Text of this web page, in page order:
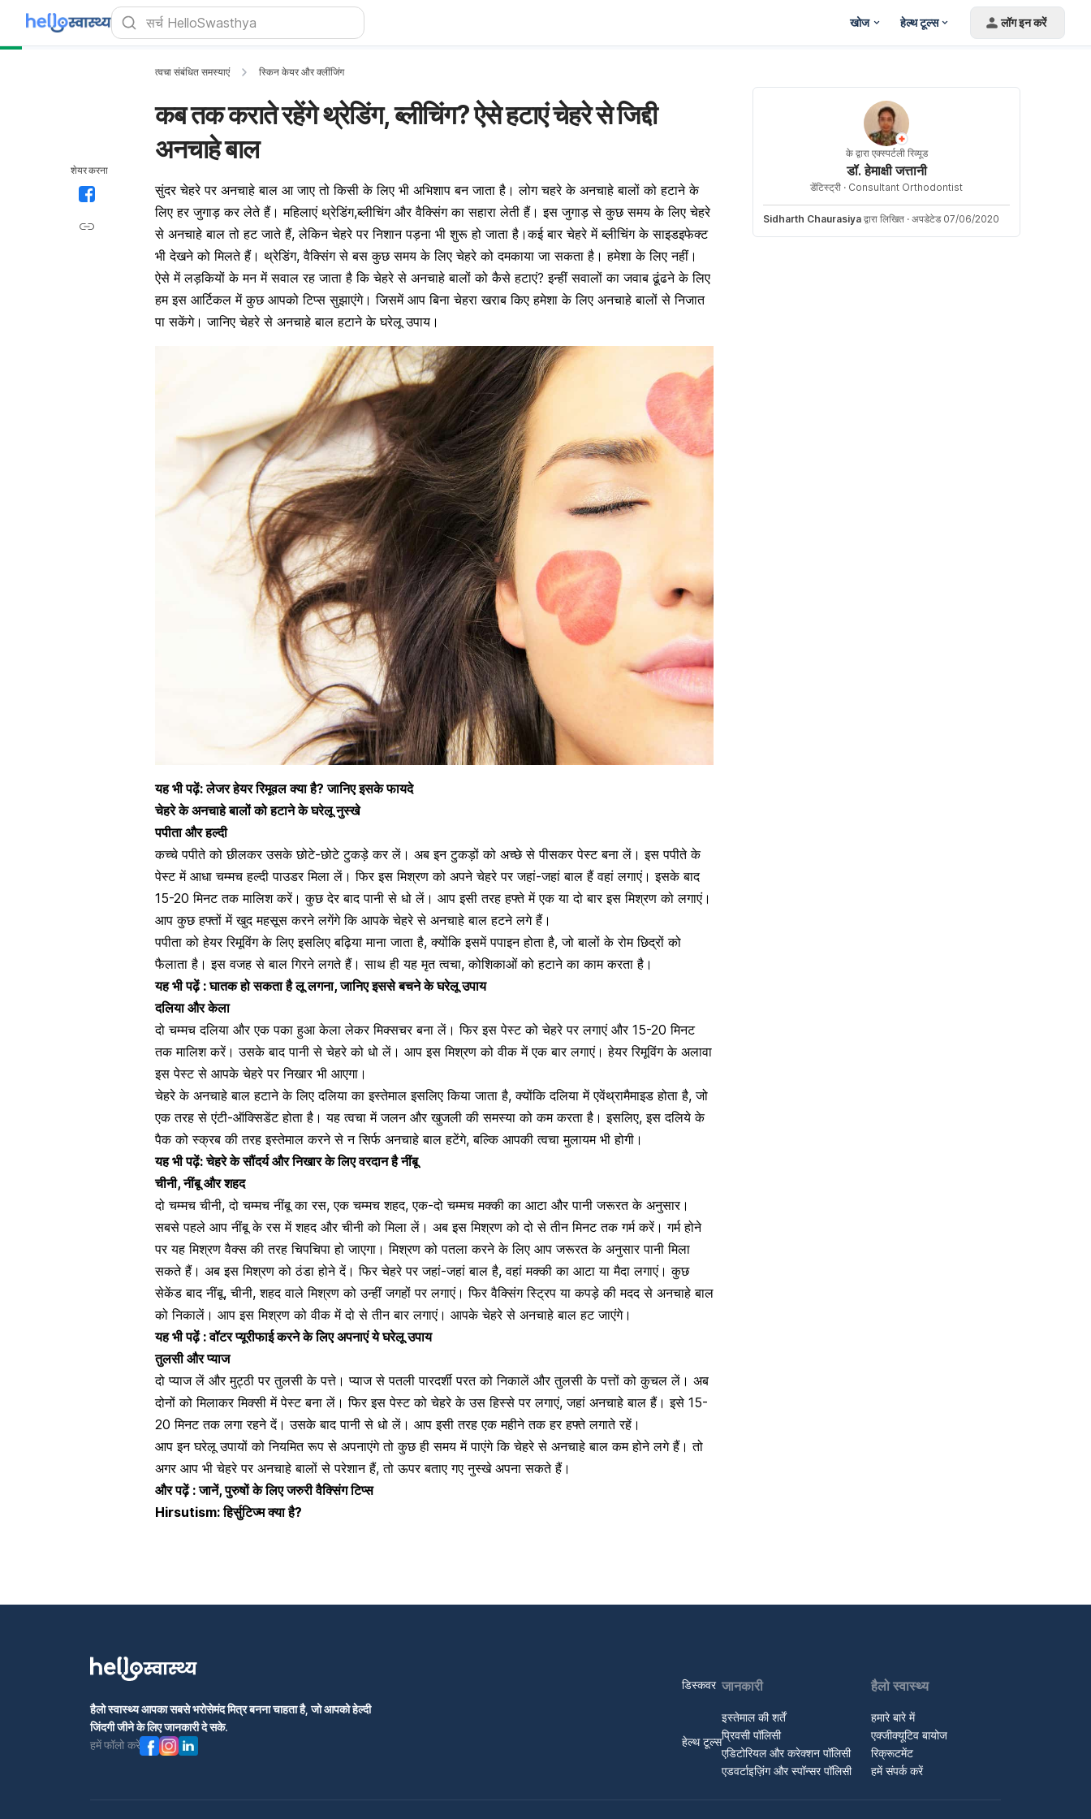
खोज हेल्थ टूल्स लॉग इन करें
शेयर करना
त्वचा संबंधित समस्याएं स्किन केयर और क्लींजिंग
कब तक कराते रहेंगे थ्रेडिंग, ब्लीचिंग? ऐसे हटाएं चेहरे से जिद्दी
अनचाहे बाल
सुंदर चेहरे पर अनचाहे बाल आ जाए तो किसी के लिए भी अभिशाप बन जाता है। लोग चहरे के अनचाहे बालों को हटाने के
लिए हर जुगाड़ कर लेते हैं। महिलाएं थ्रेडिंग,ब्लीचिंग औरवैक्सिंगका सहारा लेती हैं। इस जुगाड़ से कुछ समय के लिए चेहरे
से अनचाहे बाल तो हट जाते हैं, लेकिन चेहरे पर निशान पड़ना भी शुरू हो जाता है।कई बार चेहरे में ब्लीचिंग के साइडइफेक्ट
भी देखने को मिलते हैं। थ्रेडिंग, वैक्सिंग से बस कुछ समय के लिए चेहरे को दमकाया जा सकता है। हमेशा के लिए नहीं।
ऐसे में लड़कियों के मन में सवाल रह जाता है कि चेहरे से अनचाहे बालों को कैसे हटाएं? इन्हीं सवालों का जवाब ढूंढने के लिए
हम इस आर्टिकल में कुछ आपको टिप्स सुझाएंगे। जिसमें आप बिना चेहरा खराब किए हमेशा के लिए अनचाहे बालों से निजात
पा सकेंगे। जानिए चेहरे से अनचाहे बाल हटाने के घरेलू उपाय।
यह भी पढ़ें:लेजर हेयर रिमूवल क्या है? जानिए इसके फायदे
चेहरे के अनचाहे बालों को हटाने के घरेलू नुस्खे
पपीता और हल्दी
कच्चेपपीतेको छीलकर उसके छोटे-छोटे टुकड़े कर लें। अब इन टुकड़ों को अच्छे से पीसकर पेस्ट बना लें। इस पपीते के
पेस्ट में आधा चम्मच हल्दी पाउडर मिला लें। फिर इस मिश्रण को अपने चेहरे पर जहां-जहां बाल हैं वहां लगाएं। इसके बाद
15-20 मिनट तकमालिशकरें। कुछ देर बाद पानी से धो लें। आप इसी तरह हफ्ते में एक या दो बार इस मिश्रण को लगाएं।
आप कुछ हफ्तों में खुद महसूस करने लगेंगे कि आपके चेहरे से अनचाहे बाल हटने लगे हैं।
पपीता कोहेयर रिमूविंगके लिए इसलिए बढ़िया माना जाता है, क्योंकि इसमें पपाइन होता है, जो बालों के रोम छिद्रों को
फैलाता है। इस वजह से बाल गिरने लगते हैं। साथ ही यह मृत त्वचा, कोशिकाओं को हटाने का काम करता है।
यह भी पढ़ें :घातक हो सकता है लू लगना, जानिए इससे बचने के घरेलू उपाय
दलिया और केला
दो चम्मच दलिया और एक पका हुआ केला लेकर मिक्सचर बना लें। फिर इस पेस्ट को चेहरे पर लगाएं और 15-20 मिनट
तक मालिश करें। उसके बाद पानी से चेहरे को धो लें। आप इस मिश्रण को वीक में एक बार लगाएं। हेयर रिमूविंग के अलावा
इस पेस्ट से आपके चेहरे पर निखार भी आएगा।
चेहरे के अनचाहे बाल हटाने के लिएदलिया का इस्तेमाल इसलिए किया जाता है, क्योंकि दलिया में एवेंथ्रामैमाइड होता है, जो
एक तरह से एंटी-ऑक्सिडेंट होता है। यह त्वचा में जलन और खुजली की समस्या को कम करता है। इसलिए, इस दलिये के
पैक कोस्क्रब की तरह इस्तेमाल करने से न सिर्फ अनचाहे बाल हटेंगे, बल्कि आपकी त्वचा मुलायम भी होगी।
यह भी पढ़ें:चेहरे के सौंदर्य और निखार के लिए वरदान है नींबू
चीनी, नींबू और शहद
दो चम्मच चीनी, दो चम्मच नींबू का रस, एक चम्मच शहद, एक-दो चम्मच मक्की का आटा और पानी जरूरत के अनुसार।
सबसे पहले आप नींबू के रस मेंशहदऔरचीनी को मिला लें। अब इस मिश्रण को दो से तीन मिनट तक गर्म करें। गर्म होने
पर यह मिश्रण वैक्स की तरह चिपचिपा हो जाएगा। मिश्रण को पतला करने के लिए आप जरूरत के अनुसार पानी मिला
सकते हैं। अब इस मिश्रण को ठंडा होने दें। फिर चेहरे पर जहां-जहां बाल है, वहां मक्की का आटा या मैदा लगाएं। कुछ
सेकेंड बादनींबू, चीनी, शहद वाले मिश्रण को उन्हीं जगहों पर लगाएं। फिर वैक्सिंग स्ट्रिप या कपड़े की मदद से अनचाहे बाल
को निकालें। आप इस मिश्रण को वीक में दो से तीन बार लगाएं। आपके चेहरे से अनचाहे बाल हट जाएंगे।
यह भी पढ़ें :वॉटर प्यूरीफाई करने के लिए अपनाएं ये घरेलू उपाय
तुलसी और प्याज
दो प्याज लें और मुट्ठी पर तुलसी के पत्ते। प्याज से पतली पारदर्शी परत को निकालें औरतुलसी के पत्तों को कुचल लें। अब
दोनों को मिलाकर मिक्सी में पेस्ट बना लें। फिर इस पेस्ट को चेहरे के उस हिस्से पर लगाएं, जहां अनचाहे बाल हैं। इसे 15-
20 मिनट तक लगा रहने दें। उसके बाद पानी से धो लें। आप इसी तरह एक महीने तक हर हफ्ते लगाते रहें।
आप इन घरेलू उपायों को नियमित रूप से अपनाएंगे तो कुछ ही समय में पाएंगे कि चेहरे से अनचाहे बाल कम होने लगे हैं। तो
अगर आप भी चेहरे पर अनचाहे बालों से परेशान हैं, तो ऊपर बताए गए नुस्खे अपना सकते हैं।
और पढ़ें :जानें, पुरुषों के लिए जरुरी वैक्सिंग टिप्स
Hirsutism: हिर्सुटिज्म क्या है?
के द्वारा एक्स्पर्टली रिव्यूड
डॉ. हेमाक्षी जत्तानी
डेंटिस्ट्री · Consultant Orthodontist
Sidharth Chaurasiya द्वारा लिखित · अपडेटेड 07/06/2020
हैलो स्वास्थ्य आपका सबसे भरोसेमंद मित्र बनना चाहता है, जो आपको हेल्दी
जिंदगी जीने के लिए जानकारी दे सके.
हमें फॉलो करें
डिस्कवर
हेल्थ टूल्स
जानकारी
इस्तेमाल की शर्तें
प्रिवसी पॉलिसी
एडिटोरियल और करेक्शन पॉलिसी
एडवर्टाइज़िंग और स्पॉन्सर पॉलिसी
हैलो स्वास्थ्य
हमारे बारे में
एक्जीक्यूटिव बायोज
रिक्रूटमेंट
हमें संपर्क करें